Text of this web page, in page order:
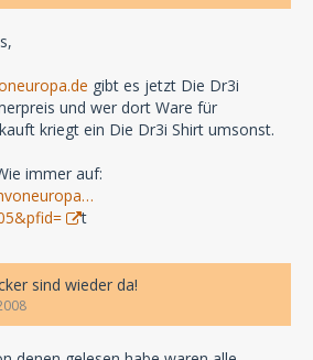
gibt es jetzt Die Dr3i
und wer dort Ware für
kriegt ein Die Dr3i Shirt umsonst.
immer auf:
t
sind wieder da!